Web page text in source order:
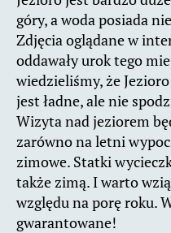
góry, a woda posiada
Zdjęcia oglądane w
oddawały urok tego
wiedzieliśmy, że
jest ładne, ale nie
Wizyta nad jeziorem
zarówno na letni
zimowe. Statki
także zimą. I warto
względu na porę roku.
gwarantowane!